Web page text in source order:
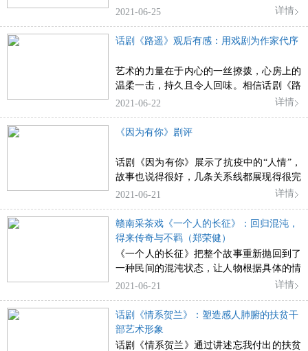
语言，语言找到了风格。
2021-06-25 详情
话剧《路遥》观后有感：用戏剧为作家代序
艺术的力量在于内心的一丝撩拨，心房上的
温柔一击，持久且令人回味。相信话剧《路
遥》完全可以做到这样的打动人心。
2021-06-22 详情
《因为有你》剧评
话剧《因为有你》展示了抗疫中的“人情”，
故事也说得很好，几条关系线都展现得很完
整，无论是父子情、父女情、情侣情都让观
斗中让人动容的是人与人之间的情感展现。
2021-06-21 详情
赣南采茶戏《一个人的长征》：回归混沌，
得来传奇与不羁（郑荣健）
《一个人的长征》把整个故事重新抛回到了
一种民间的混沌状态，让人物根据具体的情
境去做出选择，也因此从最原初、最具体的
能量与活力，以及它们经过锤炼升华为理想
信念的过程。
2021-06-21 详情
话剧《情系贺兰》：塑造感人肺腑的扶贫干
部艺术形象
话剧《情系贺兰》通过讲述忘我付出的扶贫